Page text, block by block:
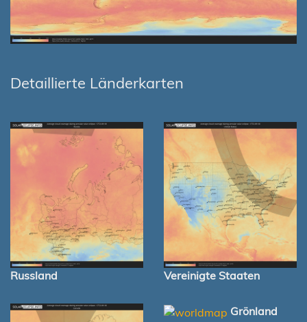
Detaillierte Länderkarten
Russland Vereinigte Staaten
Grönland